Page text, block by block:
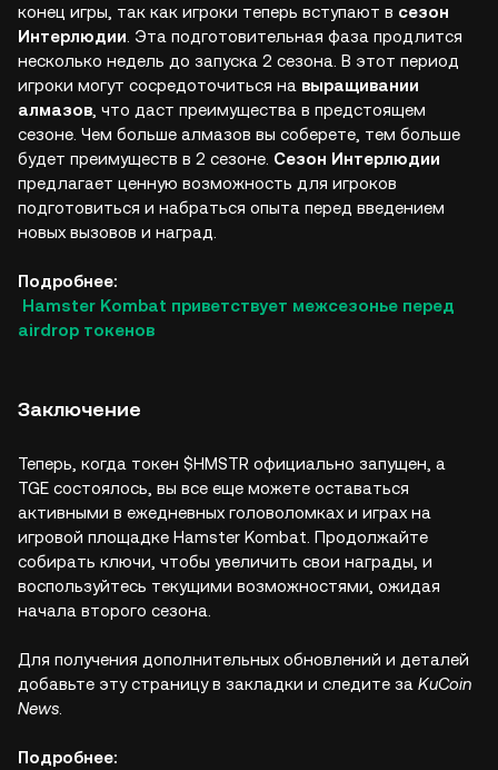
конец игры, так как игроки теперь вступают в сезон
Интерлюдии . Эта подготовительная фаза продлится
несколько недель до запуска 2 сезона. В этот период
игроки могут сосредоточиться на выращивании
алмазов , что даст преимущества в предстоящем
сезоне. Чем больше алмазов вы соберете, тем больше
будет преимуществ в 2 сезоне. Сезон Интерлюдии
предлагает ценную возможность для игроков
подготовиться и набраться опыта перед введением
новых вызовов и наград.
Подробнее:
Hamster Kombat приветствует межсезонье перед
airdrop токенов
Заключение
Теперь, когда токен $HMSTR официально запущен, а
TGE состоялось, вы все еще можете оставаться
активными в ежедневных головоломках и играх на
игровой площадке Hamster Kombat. Продолжайте
собирать ключи, чтобы увеличить свои награды, и
воспользуйтесь текущими возможностями, ожидая
начала второго сезона.
Для получения дополнительных обновлений и деталей
добавьте эту страницу в закладки и следите за KuCoin
News
Подробнее: